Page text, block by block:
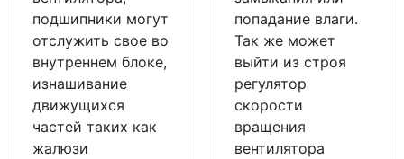
подшипники могут
отслужить свое во
внутреннем блоке,
изнашивание
движущихся
частей таких как
жалюзи
попадание влаги.
Так же может
выйти из строя
регулятор
скорости
вращения
вентилятора